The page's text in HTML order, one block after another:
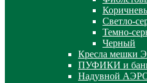
Светло-
Темно-
Черный
Кресла
ПУФИКИ и
Надувной